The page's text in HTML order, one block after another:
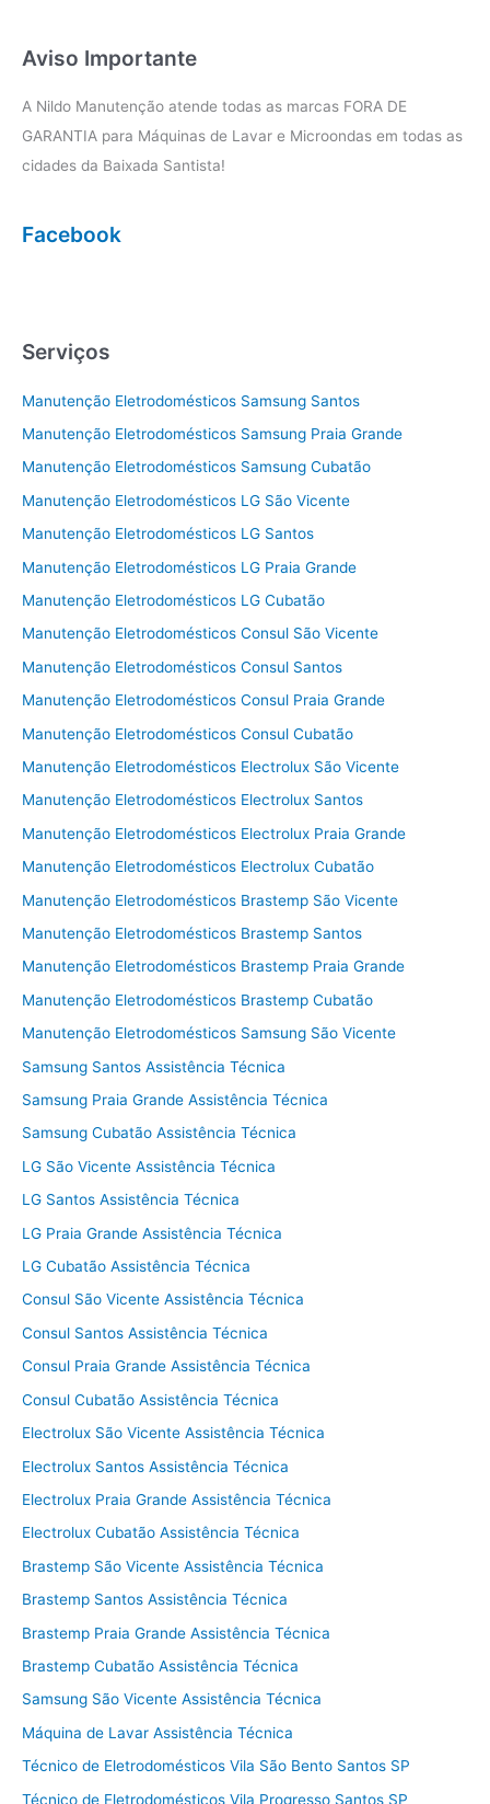
a
m
Aviso Importante
A Nildo Manutenção atende todas as marcas FORA DE
GARANTIA para Máquinas de Lavar e Microondas em todas as
cidades da Baixada Santista!
Facebook
Serviços
Manutenção Eletrodomésticos Samsung Santos
Manutenção Eletrodomésticos Samsung Praia Grande
Manutenção Eletrodomésticos Samsung Cubatão
Manutenção Eletrodomésticos LG São Vicente
Manutenção Eletrodomésticos LG Santos
Manutenção Eletrodomésticos LG Praia Grande
Manutenção Eletrodomésticos LG Cubatão
Manutenção Eletrodomésticos Consul São Vicente
Manutenção Eletrodomésticos Consul Santos
Manutenção Eletrodomésticos Consul Praia Grande
Manutenção Eletrodomésticos Consul Cubatão
Manutenção Eletrodomésticos Electrolux São Vicente
Manutenção Eletrodomésticos Electrolux Santos
Manutenção Eletrodomésticos Electrolux Praia Grande
Manutenção Eletrodomésticos Electrolux Cubatão
Manutenção Eletrodomésticos Brastemp São Vicente
Manutenção Eletrodomésticos Brastemp Santos
Manutenção Eletrodomésticos Brastemp Praia Grande
Manutenção Eletrodomésticos Brastemp Cubatão
Manutenção Eletrodomésticos Samsung São Vicente
Samsung Santos Assistência Técnica
Samsung Praia Grande Assistência Técnica
Samsung Cubatão Assistência Técnica
LG São Vicente Assistência Técnica
LG Santos Assistência Técnica
LG Praia Grande Assistência Técnica
LG Cubatão Assistência Técnica
Consul São Vicente Assistência Técnica
Consul Santos Assistência Técnica
Consul Praia Grande Assistência Técnica
Consul Cubatão Assistência Técnica
Electrolux São Vicente Assistência Técnica
Electrolux Santos Assistência Técnica
Electrolux Praia Grande Assistência Técnica
Electrolux Cubatão Assistência Técnica
Brastemp São Vicente Assistência Técnica
Brastemp Santos Assistência Técnica
Brastemp Praia Grande Assistência Técnica
Brastemp Cubatão Assistência Técnica
Samsung São Vicente Assistência Técnica
Máquina de Lavar Assistência Técnica
Técnico de Eletrodomésticos Vila São Bento Santos SP
Técnico de Eletrodomésticos Vila Progresso Santos SP